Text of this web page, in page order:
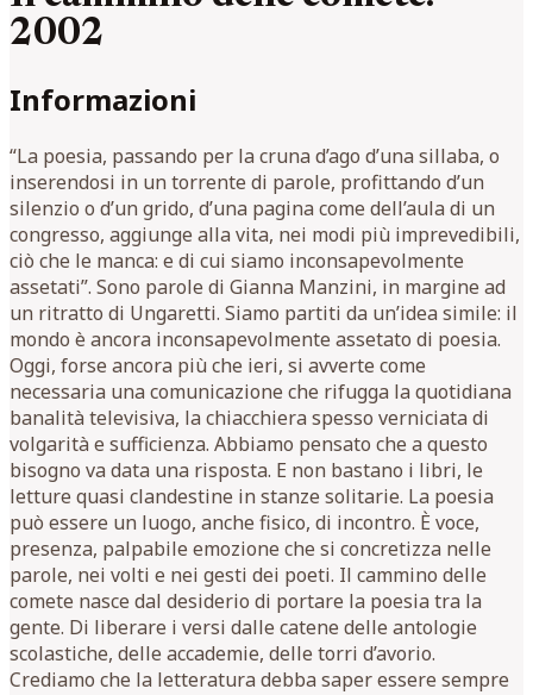
2002
Informazioni
“La poesia, passando per la cruna d’ago d’una sillaba, o
inserendosi in un torrente di parole, profittando d’un
silenzio o d’un grido, d’una pagina come dell’aula di un
congresso, aggiunge alla vita, nei modi più imprevedibili,
ciò che le manca: e di cui siamo inconsapevolmente
assetati”. Sono parole di Gianna Manzini, in margine ad
un ritratto di Ungaretti. Siamo partiti da un’idea simile: il
mondo è ancora inconsapevolmente assetato di poesia.
Oggi, forse ancora più che ieri, si avverte come
necessaria una comunicazione che rifugga la quotidiana
banalità televisiva, la chiacchiera spesso verniciata di
volgarità e sufficienza. Abbiamo pensato che a questo
bisogno va data una risposta. E non bastano i libri, le
letture quasi clandestine in stanze solitarie. La poesia
può essere un luogo, anche fisico, di incontro. È voce,
presenza, palpabile emozione che si concretizza nelle
parole, nei volti e nei gesti dei poeti. Il cammino delle
comete nasce dal desiderio di portare la poesia tra la
gente. Di liberare i versi dalle catene delle antologie
scolastiche, delle accademie, delle torri d’avorio.
Crediamo che la letteratura debba saper essere sempre